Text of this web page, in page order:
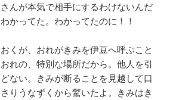
んが本気で相手にするわけないんだ
かってた。わかってたのに！！
おくが、おれがきみを伊豆へ呼ぶこと
れの、特別な場所だから。他人を引
ない。きみが断ることを見越して口
りうなずくから驚いたよ。きみはき